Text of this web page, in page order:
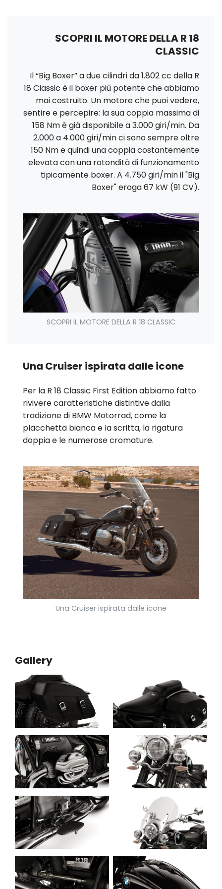
SCOPRI IL MOTORE DELLA R 18
CLASSIC
Il “Big Boxer” a due cilindri da 1.802 cc della R
18 Classic è il boxer più potente che abbiamo
mai costruito. Un motore che puoi vedere,
sentire e percepire: la sua coppia massima di
158 Nm è già disponibile a 3.000 giri/min. Da
2.000 a 4.000 giri/min ci sono sempre oltre
150 Nm e quindi una coppia costantemente
elevata con una rotondità di funzionamento
tipicamente boxer. A 4.750 giri/min il "Big
Boxer" eroga 67 kW (91 CV).
SCOPRI IL MOTORE DELLA R 18 CLASSIC
Una Cruiser ispirata dalle icone
Per la R 18 Classic First Edition abbiamo fatto
rivivere caratteristiche distintive dalla
tradizione di BMW Motorrad, come la
placchetta bianca e la scritta, la rigatura
doppia e le numerose cromature.
Una Cruiser ispirata dalle icone
Gallery